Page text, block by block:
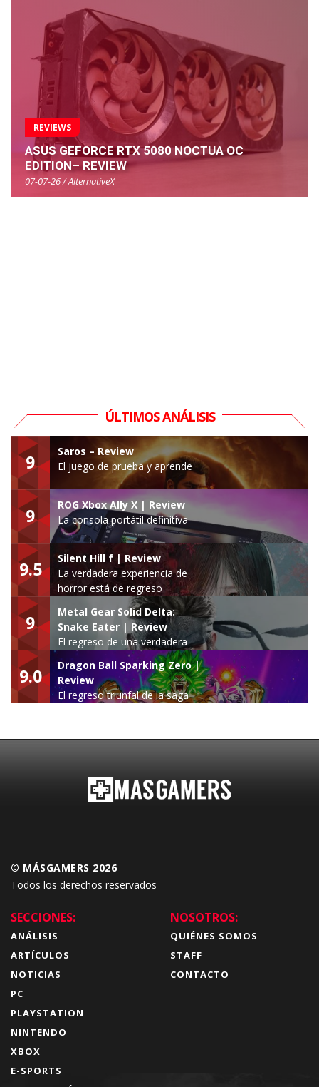
REVIEWS
ASUS GEFORCE RTX 5080 NOCTUA OC
EDITION– REVIEW
07-07-26 / AlternativeX
ÚLTIMOS ANÁLISIS
9
Saros – Review
El juego de prueba y aprende
9
ROG Xbox Ally X | Review
La consola portátil definitiva
9.5
Silent Hill f | Review
La verdadera experiencia de
horror está de regreso
9
Metal Gear Solid Delta:
Snake Eater | Review
El regreso de una verdadera
leyenda
9.0
Dragon Ball Sparking Zero |
Review
El regreso triunfal de la saga
© MÁSGAMERS 2026
Todos los derechos reservados
SECCIONES:
ANÁLISIS
ARTÍCULOS
NOTICIAS
PC
PLAYSTATION
NINTENDO
XBOX
E-SPORTS
NOSOTROS:
QUIÉNES SOMOS
STAFF
CONTACTO